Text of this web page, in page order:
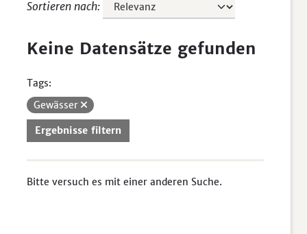
Sortieren nach
Keine Datensätze gefunden
Tags:
Gewässer
Ergebnisse filtern
Bitte versuch es mit einer anderen Suche.